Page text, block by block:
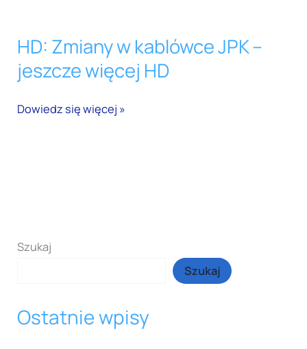
HD: Zmiany w kablówce JPK –
jeszcze więcej HD
HD:
Zmiany
w
kablówce
Dowiedz się więcej »
Szukaj
Szukaj
Ostatnie wpisy